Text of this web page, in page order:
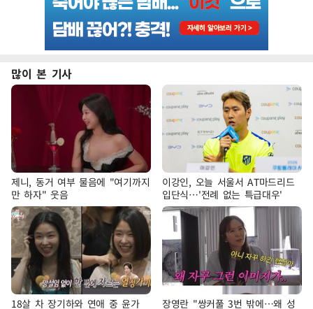
많이 본 기사
제니, 동거 여부 물음에 "여기까지
만 하자" 웃음
이강인, 오늘 서울서 AT마드리드
입단식…'전례 없는 특급대우'
18살 차 장기하와 연애 중 윤가
장영란 "쌍커풀 3번 밖에…왜 성